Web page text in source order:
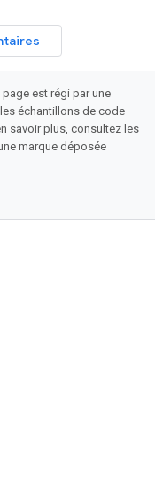
est régi par une
échantillons de code
savoir plus, consultez les
marque déposée